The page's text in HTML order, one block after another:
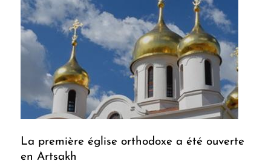
La première église orthodoxe a été ouverte
en Artsakh